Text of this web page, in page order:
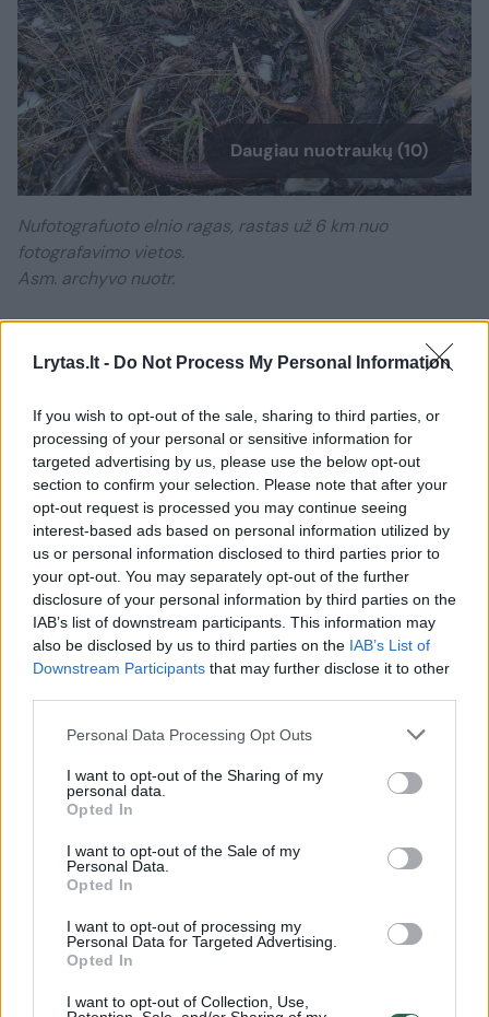
Lrytas.lt - Do Not Process My Personal Information
If you wish to opt-out of the sale, sharing to third parties, or
processing of your personal or sensitive information for
targeted advertising by us, please use the below opt-out
section to confirm your selection. Please note that after your
opt-out request is processed you may continue seeing
interest-based ads based on personal information utilized by
us or personal information disclosed to third parties prior to
your opt-out. You may separately opt-out of the further
disclosure of your personal information by third parties on the
IAB’s list of downstream participants. This information may
also be disclosed by us to third parties on the IAB’s List of
Downstream Participants that may further disclose it to other
Personal Data Processing Opt Outs
I want to opt-out of the Sharing of my
personal data.
Opted In
I want to opt-out of the Sale of my
Personal Data.
Opted In
I want to opt-out of processing my
Personal Data for Targeted Advertising.
Opted In
I want to opt-out of Collection, Use,
Daugiau nuotraukų (10)
Nufotografuoto elnio ragas, rastas už 6 km nuo
fotografavimo vietos.
Asm. archyvo nuotr.
– Ar paieškas vykdote tik gerai
pažįstamose vietovėse? Ar mėgstate
patyrinėti ir naujų, ne tiek pažįstamų
apylinkių miškus, laukus?
– Paprastai ragų paieškas vykdau gerai
pažįstamose vietose, bet kartais aplankau ir
naujus, man nepažįstamus miškus bei laukus,
tikėdamasis rasti unikalių, išskirtinių „trofėjų“.
elniai, stirninai, danieliai ragus meta tuo
– Briedžiai meta ragus vėlyvą rudenį bei
žiemos pradžioje. Stirnos – taipogi rudenį
numeta. Ankstyvą pavasarį ar dar žiemos
mėnesiais ragus numeta elniai. Danieliai –
pavasarį.